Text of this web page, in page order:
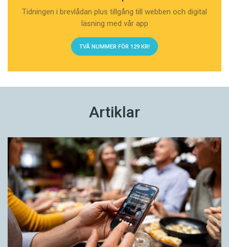
Tidningen i brevlådan plus tillgång till webben och digital
läsning med vår app
TVÅ NUMMER FÖR 129 KR!
Artiklar